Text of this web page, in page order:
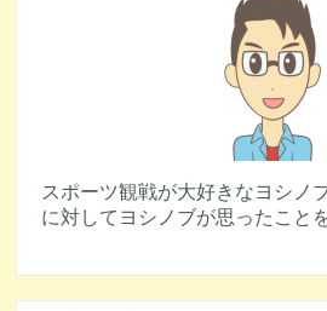
スポーツ観戦が大好きなヨシノ
に対してヨシノブが思ったこと